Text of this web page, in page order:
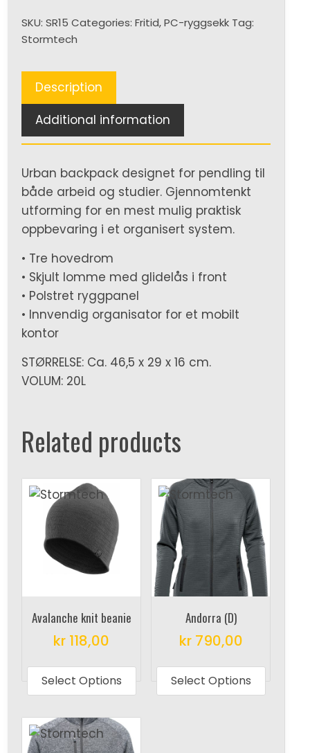
SKU:SR15 Categories:Fritid,PC-ryggsekk Tag:
Stormtech
Description
Additional information
Urban backpack designet for pendling til
både arbeid og studier. Gjennomtenkt
utforming for en mest mulig praktisk
oppbevaring i et organisert system.
• Tre hovedrom
• Skjult lomme med glidelås i front
• Polstret ryggpanel
• Innvendig organisator for et mobilt
kontor
STØRRELSE: Ca. 46,5 x 29 x 16 cm.
VOLUM: 20L
Related products
Avalanche knit beanie
kr 118,00
Select Options
product
has
multiple
Andorra (D)
kr790,00
Select Options
has